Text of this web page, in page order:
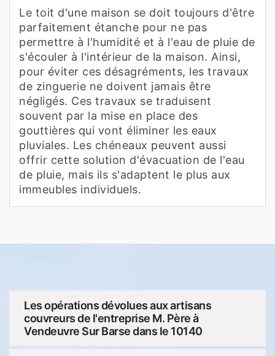
Le toit d'une maison se doit toujours d'être
parfaitement étanche pour ne pas
permettre à l'humidité et à l'eau de pluie de
s'écouler à l'intérieur de la maison. Ainsi,
pour éviter ces désagréments, les travaux
de zinguerie ne doivent jamais être
négligés. Ces travaux se traduisent
souvent par la mise en place des
gouttières qui vont éliminer les eaux
pluviales. Les chéneaux peuvent aussi
offrir cette solution d'évacuation de l'eau
de pluie, mais ils s'adaptent le plus aux
immeubles individuels.
Les opérations dévolues aux artisans
couvreurs de l'entreprise M. Père à
Vendeuvre Sur Barse dans le 10140